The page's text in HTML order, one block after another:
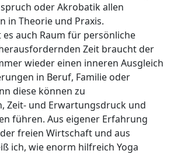
oder Akrobatik allen
in Theorie und Praxis.
auch Raum für persönliche
Zeit braucht der
wieder einen inneren Ausgleich
in Beruf, Familie oder
diese können zu
Zeit- und Erwartungsdruck und
führen. Aus eigener Erfahrung
freien Wirtschaft und aus
ich, wie enorm hilfreich Yoga